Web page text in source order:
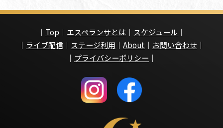
｜ Top ｜ エスペランサとは ｜ スケジュール ｜
｜ ライブ配信 ｜ ステージ利用 ｜ About ｜ お問い合わせ ｜
｜ プライバシーポリシー ｜